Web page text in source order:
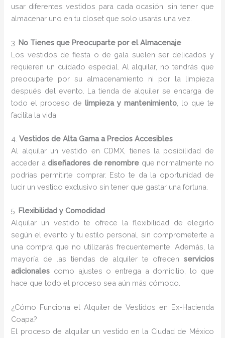
usar diferentes vestidos para cada ocasión, sin tener que
almacenar uno en tu closet que solo usarás una vez.
3. No Tienes que Preocuparte por el Almacenaje
Los vestidos de fiesta o de gala suelen ser delicados y
requieren un cuidado especial. Al alquilar, no tendrás que
preocuparte por su almacenamiento ni por la limpieza
después del evento. La tienda de alquiler se encarga de
todo el proceso de limpieza y mantenimiento, lo que te
facilita la vida.
4.Vestidos de Alta Gama a Precios Accesibles
Al alquilar un vestido en CDMX, tienes la posibilidad de
acceder adiseñadores de renombre que normalmente no
podrías permitirte comprar. Esto te da la oportunidad de
lucir un vestido exclusivo sin tener que gastar una fortuna.
5. Flexibilidad y Comodidad
Alquilar un vestido te ofrece la flexibilidad de elegirlo
según el evento y tu estilo personal, sin comprometerte a
una compra que no utilizarás frecuentemente. Además, la
mayoría de las tiendas de alquiler te ofrecen servicios
adicionales como ajustes o entrega a domicilio, lo que
hace que todo el proceso sea aún más cómodo.
¿Cómo Funciona el Alquiler de Vestidos en Ex-Hacienda
Coapa?
El proceso de alquilar un vestido en la Ciudad de México